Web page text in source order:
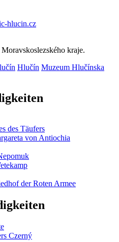
hlucin.cz
kraje.
Hlučín Muzeum Hlučínska
des Täufers
von Antiochia
der Roten Armee
Czerný